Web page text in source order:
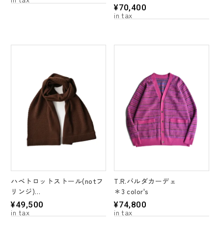
¥70,400
ハベトロットストール(notフ
リンジ)
＊3 color's
¥49,500
T.R.バルダカーデェ
＊3 color's
¥74,800